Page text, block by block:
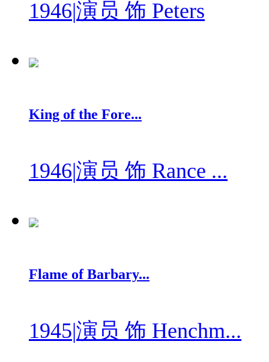
1946|演员 饰 Peters
King of the Fore...
1946|演员 饰 Rance ...
Flame of Barbary...
1945|演员 饰 Henchm...